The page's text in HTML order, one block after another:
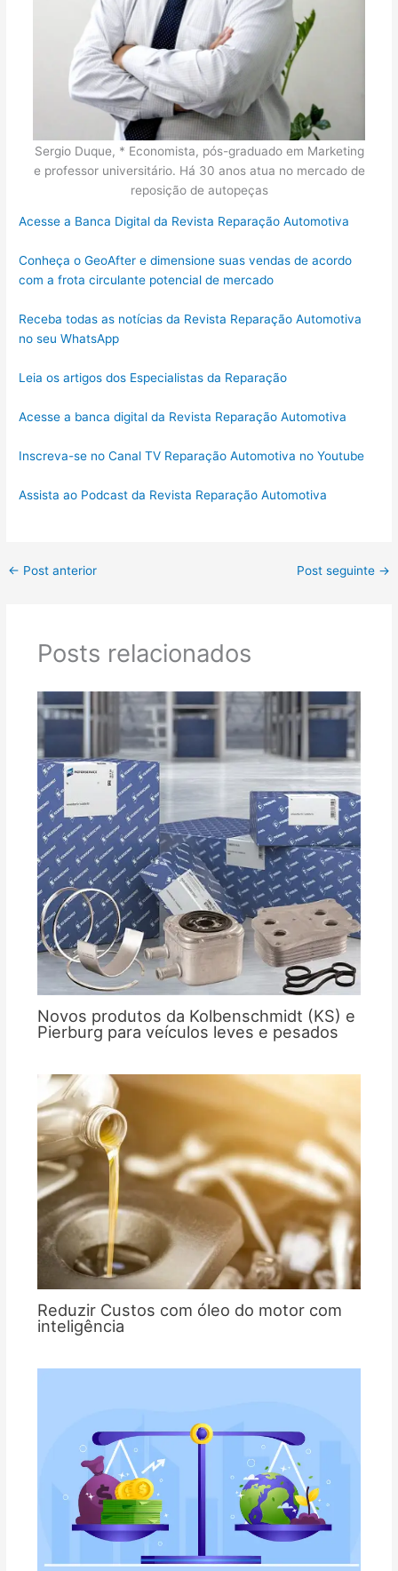
Sergio Duque, * Economista, pós-graduado em Marketing
e professor universitário. Há 30 anos atua no mercado de
reposição de autopeças
Acesse a Banca Digital da Revista Reparação Automotiva
Conheça o GeoAfter e dimensione suas vendas de acordo
com a frota circulante potencial de mercado
Receba todas as notícias da Revista Reparação Automotiva
no seu WhatsApp
Leia os artigos dos Especialistas da Reparação
Acesse a banca digital da Revista Reparação Automotiva
Inscreva-se no Canal TV Reparação Automotiva no Youtube
Assista ao Podcast da Revista Reparação Automotiva
← Post anterior Post seguinte →
Posts relacionados
Novos produtos da Kolbenschmidt (KS) e
Pierburg para veículos leves e pesados
Reduzir Custos com óleo do motor com
inteligência